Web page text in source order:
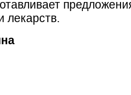
лекарств.